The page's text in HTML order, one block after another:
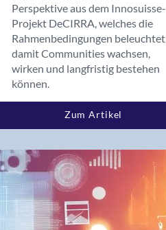
Perspektive aus dem Innosuisse-
Projekt DeCIRRA, welches die
Rahmenbedingungen beleuchtet,
damit Communities wachsen,
wirken und langfristig bestehen
können.
Zum Artikel